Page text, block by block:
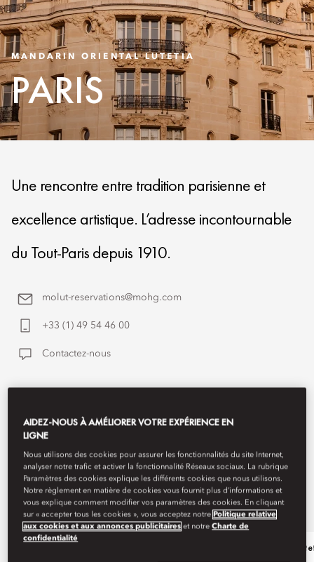
MANDARIN ORIENTAL LUTETIA
PARIS
Une rencontre entre tradition parisienne et
excellence artistique. L’adresse incontournable
du Tout-Paris depuis 1910.
molut-reservations@mohg.com
+33 (1) 49 54 46 00
Contactez-nous
Boutique
AIDEZ-NOUS À AMÉLIORER VOTRE EXPÉRIENCE EN
LIGNE
Nous utilisons des cookies pour assurer les fonctionnalités du site Internet,
analyser notre trafic et activer la fonctionnalité Réseaux sociaux. La rubrique
Paramètres des cookies explique les différents cookies que nous utilisons.
Notre règlement en matière de cookies vous fournit plus d’informations et
vous explique comment modifier vos paramètres des cookies. En cliquant
sur « accepter tous les cookies », vous acceptez notrePolitique relative
aux cookies et aux annonces publicitaires et notreCharte de
confidentialité